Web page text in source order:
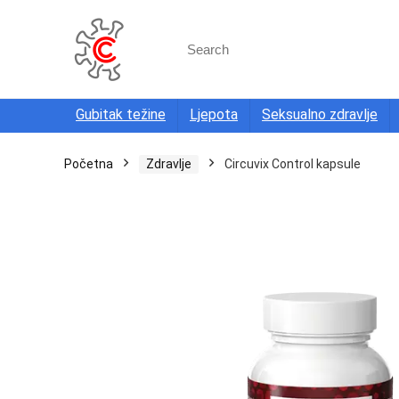
for:
Gubitak težine Ljepota Seksualno zdravlje
Početna Zdravlje Circuvix Control kapsule